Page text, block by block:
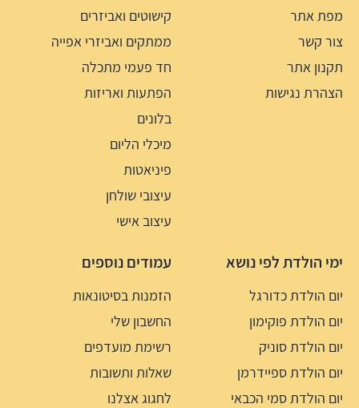
מפת אתר
צור קשר
תקנון אתר
הצהרת נגישות
קישוטים ואביזרים
ממתקים ואביזרי אפייה
חד פעמי מתכלה
הפתעות ואריזות
בלונים
מיכלי הליום
פיניאטות
עיצובי שולחן
עיצוב אישי
ימי הולדת לפי נושא
יום הולדת כדורגל
יום הולדת פוקימון
יום הולדת סוניק
יום הולדת ספיידרמן
יום הולדת סמי הכבאי
עמודים נוספים
הזמנות בסיטונאות
החשבון שלי
רשימת מועדפים
שאלות ותשובות
לחגוג אצלנו